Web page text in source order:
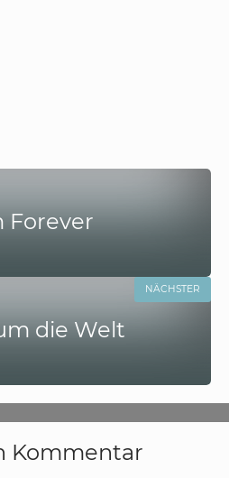
Forever
die Welt
NÄCHSTER
Kommentar